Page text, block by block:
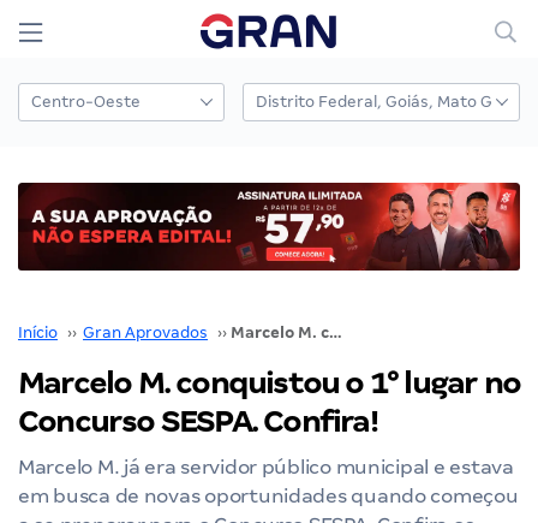
Início ›› Gran Aprovados ›› Marcelo M. conquistou o 1° lugar no Concurso SESPA. Confira!
Marcelo M. conquistou o 1° lugar no
Concurso SESPA. Confira!
Marcelo M. já era servidor público municipal e estava
em busca de novas oportunidades quando começou